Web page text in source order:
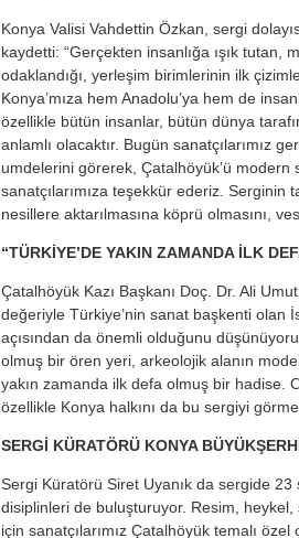
Konya Valisi Vahdettin Özkan, sergi
kaydetti: “Gerçekten insanlığa ışık tutan,
odaklandığı, yerleşim birimlerinin ilk
Konya’mıza hem Anadolu’ya hem de
özellikle bütün insanlar, bütün dünya
anlamlı olacaktır. Bugün sanatçılarımız
umdelerini görerek, Çatalhöyük’ü modern
sanatçılarımıza teşekkür ederiz.
nesillere aktarılmasına köprü olmasını,
“TÜRKİYE’DE YAKIN ZAMANDA İLK
Çatalhöyük Kazı Başkanı Doç. Dr. Ali
değeriyle Türkiye’nin sanat başkenti olan
açısından da önemli olduğunu
olmuş bir ören yeri, arkeolojik alanın
yakın zamanda ilk defa olmuş bir hadise.
özellikle Konya halkını da bu sergiyi
SERGİ KÜRATÖRÜ ⁠KONYA
Sergi Küratörü Siret Uyanık da sergide 23
disiplinleri de buluşturuyor. Resim, heykel,
için sanatçılarımız Çatalhöyük temalı